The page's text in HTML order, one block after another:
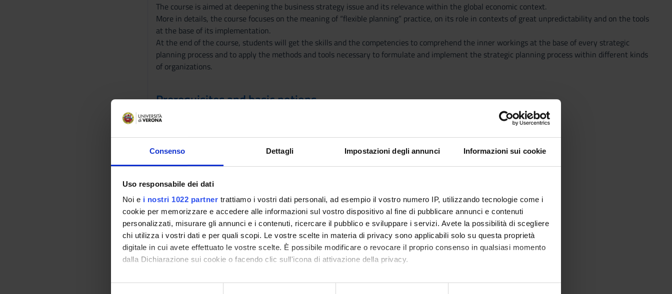
Consenso Dettagli Impostazioni degli annunci Informazioni sui cookie
Uso responsabile dei dati
Noi e i nostri 1022 partner trattiamo i vostri dati personali, ad esempio il vostro numero IP, utilizzando tecnologie come i
cookie per memorizzare e accedere alle informazioni sul vostro dispositivo al fine di pubblicare annunci e contenuti
personalizzati, misurare gli annunci e i contenuti, ricercare il pubblico e sviluppare i servizi. Avete la possibilità di scegliere
chi utilizza i vostri dati e per quali scopi. Le vostre scelte in materia di privacy sono applicabili solo su questa proprietà
digitale in cui avete effettuato le vostre scelte. È possibile modificare o revocare il proprio consenso in qualsiasi momento
dalla Dichiarazione sui cookie o facendo clic sull'icona di attivazione della privacy.
Con il tuo consenso, vorremmo anche:
The course is aimed at deepening the business strategy issue and its relevance within the global economic context.
More in details, the course focuses on the meaning of “flexible planning” practice, on its role in contexts of great unpredictability and on the tools
at the base of its implementation.
At the end of the course, students will get the skills and the competencies to comprehend the inner workings at the base of every strategic
planning process and to apply the methods and tools necessary to formulate and implement the strategic planning process within different kinds
of organizations.
Prerequisites and basic notions
No specific requirements
Program
- Business strategy: origin and evolution
- The strategic management of firms
- Business Model: structure, performance and results
- Competitive environment analysis
- Business areas and positioning choices
- The competitive advantage
- Key issues, assumptions and strategic options
- Portfolio strategy
- Business strategy
- Parenting strategy
- Strategy execution